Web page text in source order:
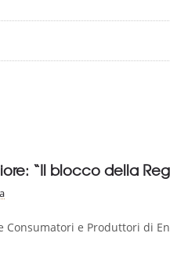
“Il blocco della
Consumatori e Produttori di